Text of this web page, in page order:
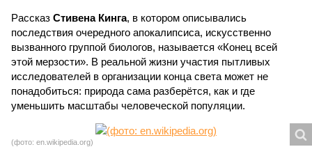
Рассказ Стивена Кинга, в котором описывались
последствия очередного апокалипсиса, искусственно
вызванного группой биологов, называется «Конец всей
этой мерзости». В реальной жизни участия пытливых
исследователей в организации конца света может не
понадобиться: природа сама разберётся, как и где
уменьшить масштабы человеческой популяции.
(фото: en.wikipedia.org)